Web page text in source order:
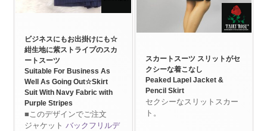
ビジネスにもお出掛けにも☆
紺生地に紫ストライプのスカ
ートスーツ
Suitable For Business As
Well As Going Out☆Skirt
Suit With Navy Fabric with
Purple Stripes
■このデザインでご注文
ジャケットバックフリルデ
スカートスーツ スリットがセ
クシーな着こなし
Peaked Lapel Jacket &
Pencil Skirt
セクシーなスリットスカー
ト。